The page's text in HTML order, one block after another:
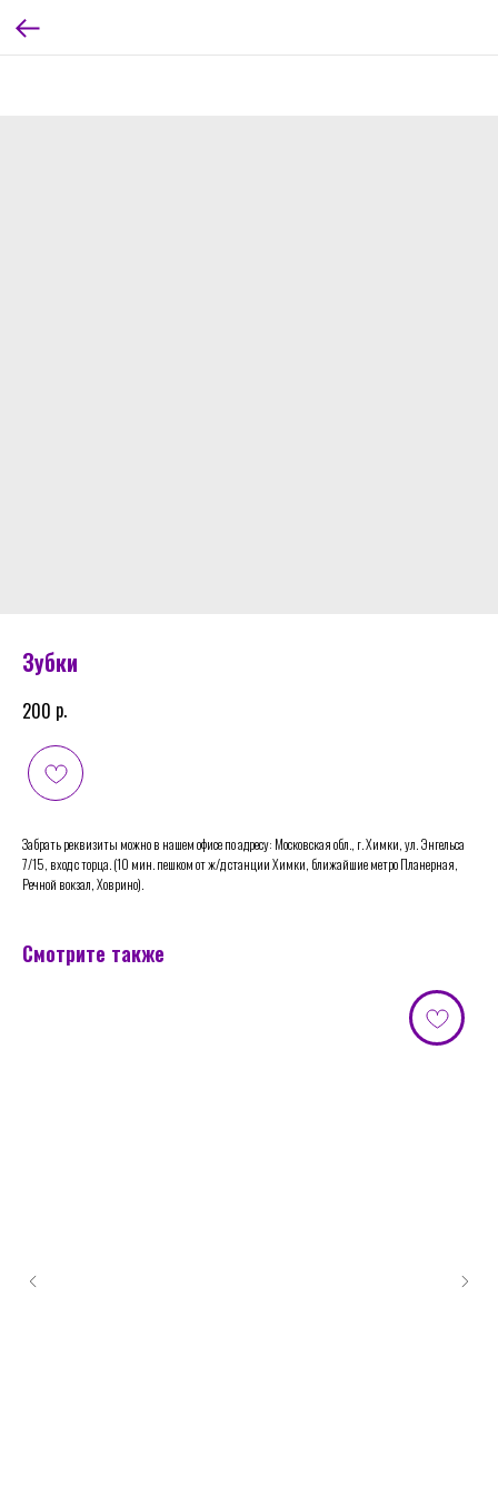
Зубки
200 р.
Забрать реквизиты можно в нашем офисе по адресу: Московская обл., г. Химки, ул. Энгельса
7/15, вход с торца. (10 мин. пешком от ж/д станции Химки, ближайшие метро Планерная,
Речной вокзал, Ховрино).
Смотрите также